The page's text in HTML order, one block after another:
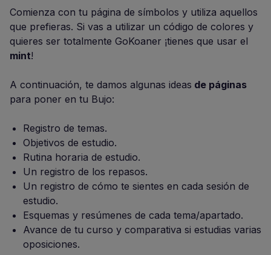
Comienza con tu página de símbolos y utiliza aquellos
que prefieras. Si vas a utilizar un código de colores y
quieres ser totalmente GoKoaner ¡tienes que usar el
mint!
A continuación, te damos algunas ideas de páginas
para poner en tu Bujo:
Registro de temas.
Objetivos de estudio.
Rutina horaria de estudio.
Un registro de los repasos.
Un registro de cómo te sientes en cada sesión de
estudio.
Esquemas y resúmenes de cada tema/apartado.
Avance de tu curso y comparativa si estudias varias
oposiciones.